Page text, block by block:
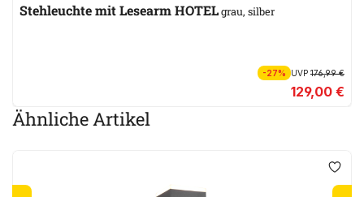
Stehleuchte mit Lesearm HOTELgrau, silber
-27% UVP176,99 €
129,00 €
Ähnliche Artikel